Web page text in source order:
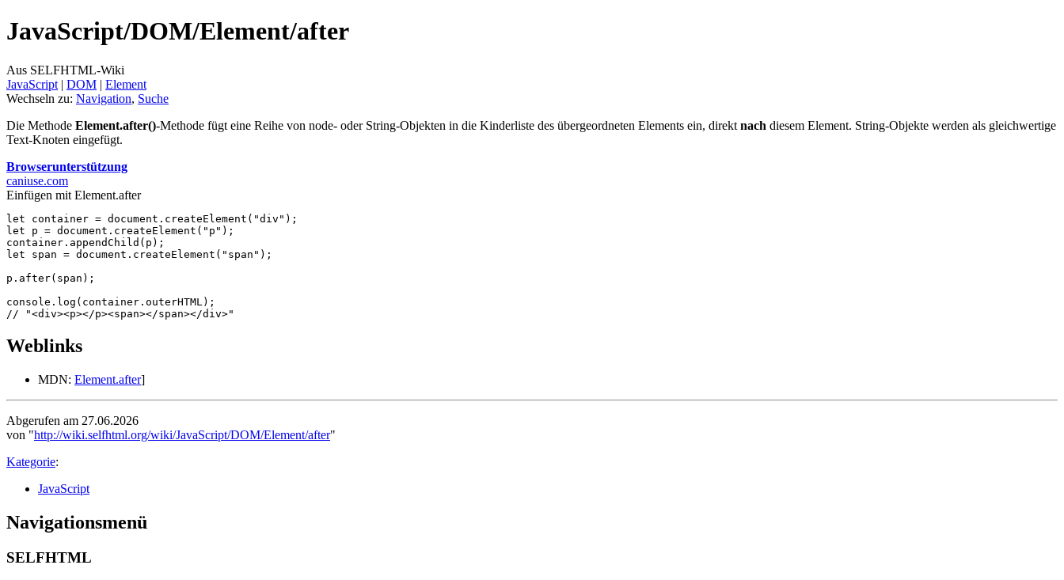
JavaScript/DOM/Element/after
Aus SELFHTML-Wiki
JavaScript ‎ | DOM ‎ | Element
Wechseln zu: Navigation, Suche
Die Methode Element.after()-Methode fügt eine Reihe von node- oder String-Objekten in die Kinderliste des übergeordneten Elements ein, direkt nach diesem Element. String-Objekte werden als gleichwertige
Text-Knoten eingefügt.
Browserunterstützung
caniuse.com
Einfügen mit Element.after
let container = document . createElement ( "div" );
let
p = document . createElement ( "p" );
container . appendChild ( p );
let
span = document . createElement ( "span" );
p . after( span );
console . log ( container . outerHTML );
// "<div><p></p><span></span></div>"
Weblinks
MDN: Element.after]
Abgerufen am 27.06.2026
von "http://wiki.selfhtml.org/wiki/JavaScript/DOM/Element/after"
Kategorie:
JavaScript
Navigationsmenü
SELFHTML